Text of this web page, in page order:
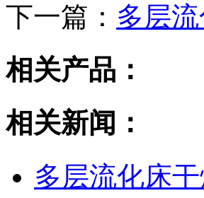
下一篇： 多层
相关产品：
相关新闻：
多层流化床